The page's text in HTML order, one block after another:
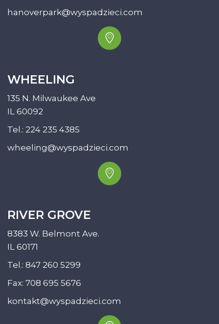
hanoverpark@wyspadzieci.com
WHEELING
135 N. Milwaukee Ave
IL 60092
Tel.: 224 235 4385
wheeling@wyspadzieci.com
RIVER GROVE
8383 W. Belmont Ave.
IL 60171
Tel.: 847 260 5299
Fax: 708 695 5676
kontakt@wyspadzieci.com